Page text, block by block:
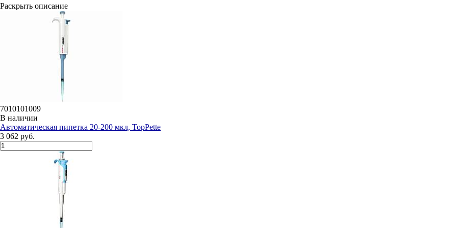
Раскрыть описание
7010101009
В наличии
Автоматическая пипетка 20-200 мкл, TopPette
3 062 руб.